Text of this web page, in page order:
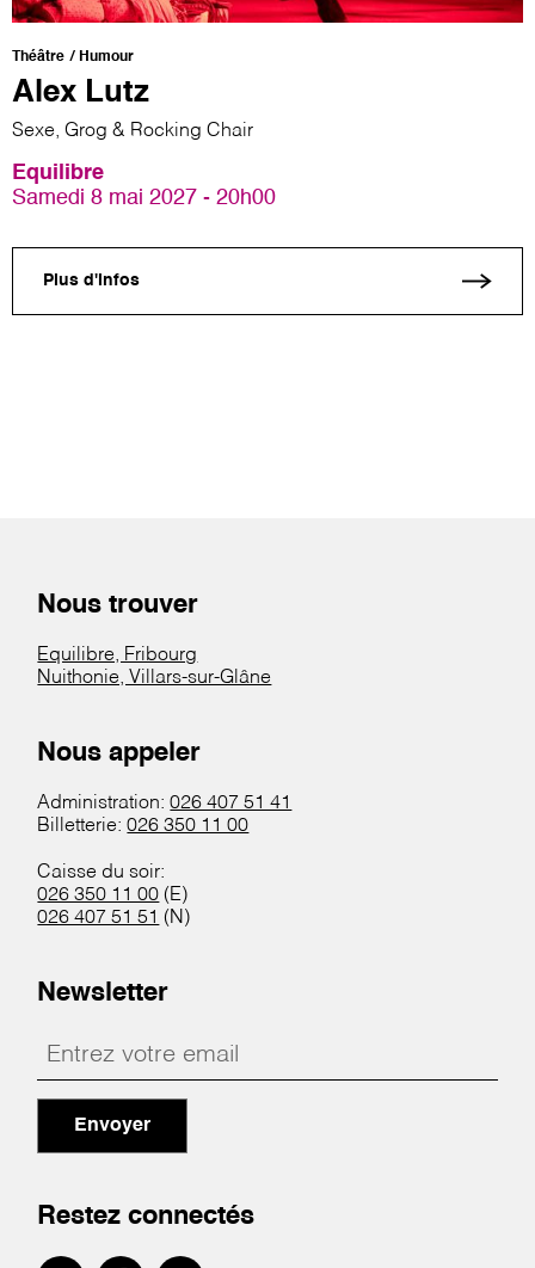
Théâtre Humour
Alex Lutz
Sexe, Grog & Rocking Chair
Equilibre
Samedi 8 mai 2027 - 20h00
Plus d'infos
Nous trouver
Equilibre, Fribourg
Nuithonie, Villars-sur-Glâne
Nous appeler
Administration:026 407 51 41
Billetterie:026 350 11 00
Caisse du soir:
026 350 11 00 (E)
026 407 51 51 (N)
Newsletter
Envoyer
Restez connectés